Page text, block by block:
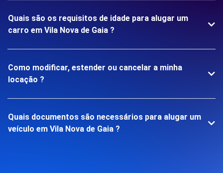
Quais são os requisitos de idade para alugar um
carro em Vila Nova de Gaia ?
Como modificar, estender ou cancelar a minha
locação ?
Quais documentos são necessários para alugar um
veículo em Vila Nova de Gaia ?